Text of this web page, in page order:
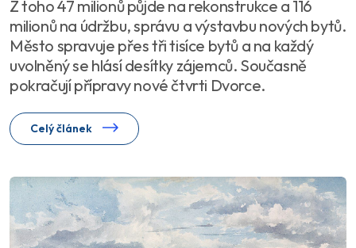
Z toho 47 milionů půjde na rekonstrukce a 116
milionů na údržbu, správu a výstavbu nových bytů.
Město spravuje přes tři tisíce bytů a na každý
uvolněný se hlásí desítky zájemců. Současně
pokračují přípravy nové čtvrti Dvorce.
Celý článek